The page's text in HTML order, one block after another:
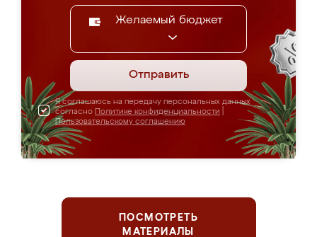
Желаемый бюджет
Отправить
Я соглашаюсь на передачу персональных данных
согласно Политике конфиденциальности
Пользовательскому соглашению
ПОСМОТРЕТЬ
МАТЕРИАЛЫ